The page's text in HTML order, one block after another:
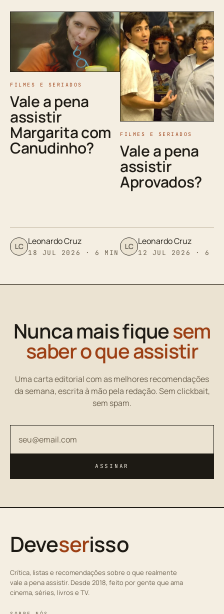
FILMES E SERIADOS
Vale a pena
assistir
Margarita com
Canudinho?
LC Leonardo Cruz
18 JUL 2026 · 6 MIN
FILMES E SERIADOS
Vale a pena
assistir
Aprovados?
LC Leonardo Cruz
12 JUL 2026 · 6
Nunca mais fiquesem
saber o que assistir
Uma carta editorial com as melhores recomendações
da semana, escrita à mão pela redação. Sem clickbait,
sem spam.
ASSINAR
Deveserisso
Crítica, listas e recomendações sobre o que realmente
vale a pena assistir. Desde 2018, feito por gente que ama
cinema, séries, livros e TV.